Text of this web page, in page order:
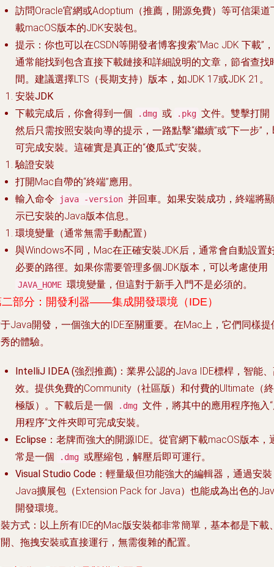
訪問Oracle官網或Adoptium（推薦，開源免費）等可信渠道
載macOS版本的JDK安裝包。
提示 ：你也可以在CSDN等開發者博客搜索“Mac JDK 下載”，
通常能找到包含直接下載鏈接和詳細說明的文章，節省查找
間。建議選擇LTS（長期支持）版本，如JDK 17或JDK 21。
安裝JDK
下載完成后，你會得到一個
.dmg 或 .pkg 文件。雙擊打開
然后只需按照安裝向導的提示，一路點擊“繼續”或“下一步”
可完成安裝。這確實是真正的“傻瓜式”安裝。
驗證安裝
打開Mac自帶的“終端”應用。
輸入命令
java -version 并回車。如果安裝成功，終端將顯
示已安裝的Java版本信息。
環境變量（通常無需手動配置）
與Windows不同，Mac在正確安裝JDK后，通常會自動設置
必要的路徑。如果你需要管理多個JDK版本，可以考慮使用
JAVA_HOME 環境變量，但這對于新手入門不是必須的。
部分：開發利器——集成開發環境（IDE）
Java開發，一個強大的IDE至關重要。在Mac上，它們同樣提
的體驗。
IntelliJ IDEA (強烈推薦) ：業界公認的Java IDE標桿，智能
效。提供免費的Community（社區版）和付費的Ultimate（終
極版）。下載后是一個
.dmg 文件，將其中的應用程序拖入
用程序”文件夾即可完成安裝。
Eclipse ：老牌而強大的開源IDE。從官網下載macOS版本，
常是一個
.dmg 或壓縮包，解壓后即可運行。
Visual Studio Code ：輕量級但功能強大的編輯器，通過安裝
Java擴展包（Extension Pack for Java）也能成為出色的
開發環境。
方式 ：以上所有IDE的Mac版安裝都非常簡單，基本都是下載
、拖拽安裝或直接運行，無需復雜的配置。